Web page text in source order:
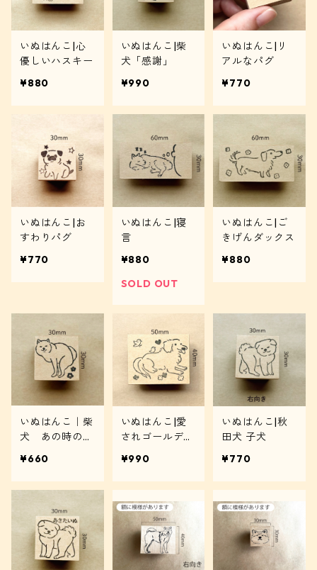
いぬはんこ|心
優しいハスキー
¥880
いぬはんこ|柴
犬「感謝」
¥990
いぬはんこ|リ
アルなパグ
¥770
いぬはんこ|お
すわりパグ
¥770
いぬはんこ|寝
言
¥880
SOLD OUT
いぬはんこ|ご
きげんダックス
¥880
いぬはんこ｜柴
犬 あの時のポ
¥660
いぬはんこ|愛
されゴールデン
¥990
いぬはんこ|秋
田犬 子犬
¥770